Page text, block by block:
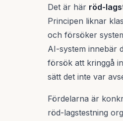
Det är här röd-
Principen liknar
och försöker
AI-system innebär
försök att kringgå
sätt det inte var
Fördelarna är
röd-lagstestning